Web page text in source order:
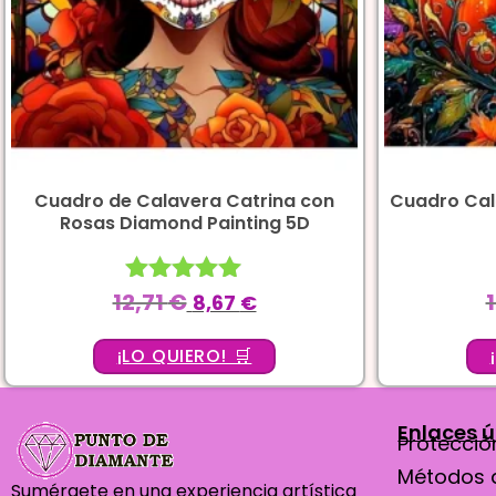
Cuadro de Calavera Catrina con
Rosas Diamond Painting 5D
Valorado
5.00
de 5
12,71€ 8,67 €
¡LO QUIERO! 🛒
Cuadro
Enlaces
Métodos